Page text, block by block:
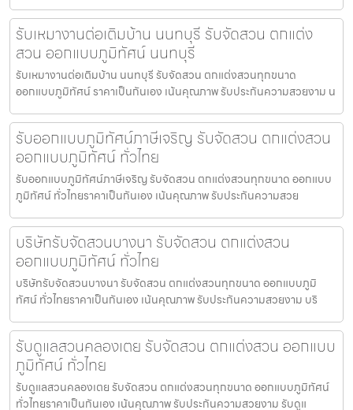
รับเหมางานต่อเติมบ้าน นนทบุรี รับจัดสวน ตกแต่ง
สวน ออกแบบภูมิทัศน์ นนทบุรี
รับเหมางานต่อเติมบ้าน นนทบุรี รับจัดสวน ตกแต่งสวนทุกขนาด
ออกแบบภูมิทัศน์ ราคาเป็นกันเอง เน้นคุณภาพ รับประกันความสวยงาม น
รับออกแบบภูมิทัศน์ภาษีเจริญ รับจัดสวน ตกแต่งสวน
ออกแบบภูมิทัศน์ ทั่วไทย
รับออกแบบภูมิทัศน์ภาษีเจริญ รับจัดสวน ตกแต่งสวนทุกขนาด ออกแบบ
ภูมิทัศน์ ทั่วไทยราคาเป็นกันเอง เน้นคุณภาพ รับประกันความสวย
บริษัทรับจัดสวนบางนา รับจัดสวน ตกแต่งสวน
ออกแบบภูมิทัศน์ ทั่วไทย
บริษัทรับจัดสวนบางนา รับจัดสวน ตกแต่งสวนทุกขนาด ออกแบบภูมิ
ทัศน์ ทั่วไทยราคาเป็นกันเอง เน้นคุณภาพ รับประกันความสวยงาม บริ
รับดูแลสวนคลองเตย รับจัดสวน ตกแต่งสวน ออกแบบ
ภูมิทัศน์ ทั่วไทย
รับดูแลสวนคลองเตย รับจัดสวน ตกแต่งสวนทุกขนาด ออกแบบภูมิทัศน์
ทั่วไทยราคาเป็นกันเอง เน้นคุณภาพ รับประกันความสวยงาม รับดูแ